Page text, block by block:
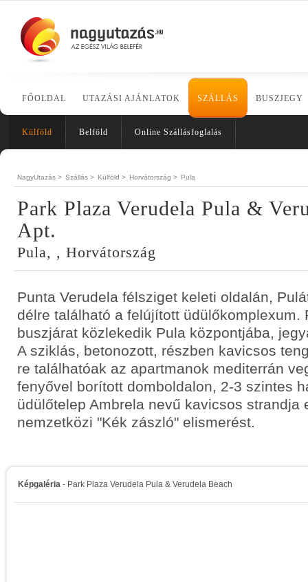
FŐOLDAL UTAZÁSI AJÁNLATOK SZÁLLÁS BUSZJEGY
Külföld Belföld Online Szállásfoglalás
NagyUtazás > Szállás > Külföld > Horvátország > Pula
Park Plaza Verudela Pula &
Apt.
Pula, , Horvátország
Punta Verudela félsziget keleti oldalán,
délre található a felújított üdülőkomplexum.
buszjárat közlekedik Pula központjába,
A sziklás, betonozott, részben kavicsos
re találhatóak az apartmanok mediterrán
fenyővel borított domboldalon, 2-3 szintes
üdülőtelep Ambrela nevű kavicsos strandja
nemzetközi "Kék zászló" elismerést.
Képgaléria - Park Plaza Verudela Pula & Verudela Beach